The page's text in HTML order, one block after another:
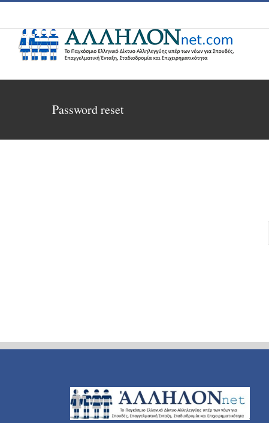
content
Password reset